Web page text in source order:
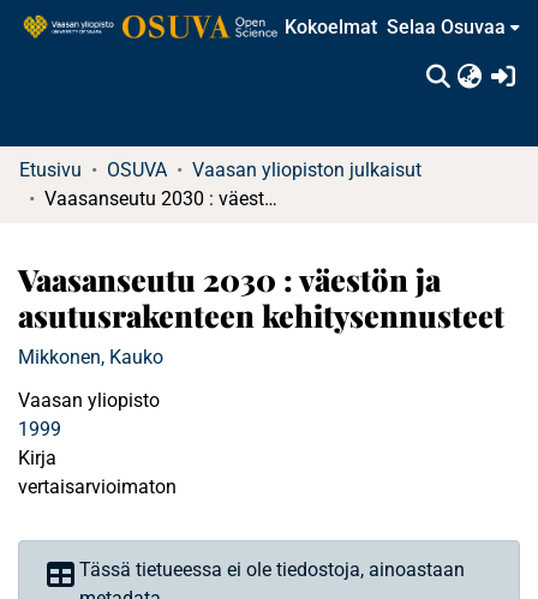
Kokoelmat Selaa Osuvaa
Etusivu OSUVA
Vaasan yliopiston julkaisut
Vaasanseutu 2030 : väestön ja asutusrakenteen kehitysennusteet
Vaasanseutu 2030 : väestön ja
asutusrakenteen kehitysennusteet
Mikkonen, Kauko
Vaasan yliopisto
1999
Kirja
vertaisarvioimaton
Tässä tietueessa ei ole tiedostoja, ainoastaan